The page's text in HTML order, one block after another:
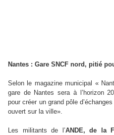
Nantes : Gare SNCF nord, pitié
Selon le magazine municipal «
gare de Nantes sera à l’horizon
pour créer un grand pôle
ouvert sur la ville».
Les militants de l’ANDE, de la